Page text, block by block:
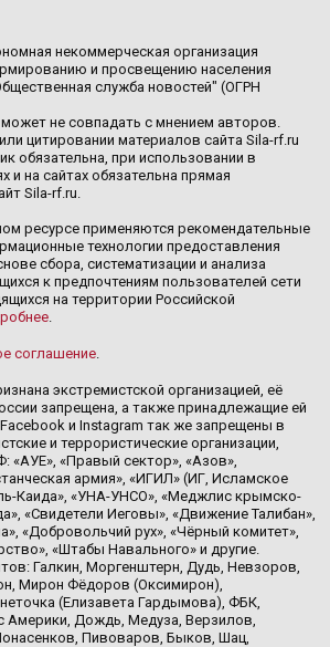
некоммерческая организация
и просвещению населения
служба новостей" (ОГРН
не совпадать с мнением авторов.
цитировании материалов сайта Sila-rf.ru
обязательна, при использовании в
и на сайтах обязательна прямая
Sila-rf.ru.
ресурсе применяются рекомендательные
технологии предоставления
сбора, систематизации и анализа
к предпочтениям пользователей сети
на территории Российской
.
соглашение.
экстремистской организацией, её
запрещена, а также принадлежащие ей
и Instagram так же запрещены в
и террористические организации,
«АУЕ», «Правый сектор», «Азов»,
армия», «ИГИЛ» (ИГ, Исламское
Каида», «УНА-УНСО», «Меджлис крымско-
«Свидетели Иеговы», «Движение Талибан»,
«Добровольчий рух», «Чёрный комитет»,
«Штабы Навального» и другие.
Галкин, Моргенштерн, Дудь, Невзоров,
Мирон Фёдоров (Оксимирон),
(Елизавета Гардымова), ФБК,
Америки, Дождь, Медуза, Верзилов,
Пивоваров, Быков, Шац,